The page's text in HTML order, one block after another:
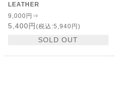
LEATHER
9,000円⇒
5,400円 (税込:5,940円)
SOLD OUT